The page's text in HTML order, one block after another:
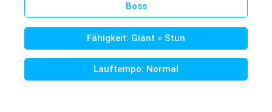
Boss
Fähigkeit: Giant = Stun
Lauftempo: Normal